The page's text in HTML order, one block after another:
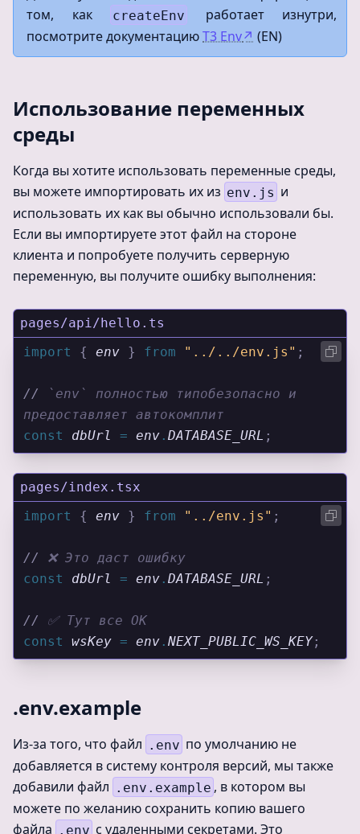
том, как
createEnv
работает изнутри,
посмотрите документациюT3 Env↗ (EN)
Использование переменных
среды
Когда вы хотите использовать переменные среды,
вы можете импортировать их из env.js и
использовать их как вы обычно использовали бы.
Если вы импортируете этот файл на стороне
клиента и попробуете получить серверную
переменную, вы получите ошибку выполнения:
pages/api/hello.ts
import { env } from "../../env.js" ;
//
`env` полностью типобезопасно и
предоставляет автокомплит
const
dbUrl = env . DATABASE_URL ;
pages/index.tsx
import { env } from "../env.js" ;
//
❌ Это даст ошибку
const
dbUrl = env . DATABASE_URL ;
//
✅ Тут все ОК
const
wsKey = env . NEXT_PUBLIC_WS_KEY;
.env.example
Из-за того, что файл .env по умолчанию не
добавляется в систему контроля версий, мы также
добавили файл .env.example , в котором вы
можете по желанию сохранить копию вашего
файла .env с удаленными секретами. Это